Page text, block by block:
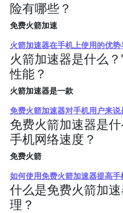
险有哪些？
免费火箭加速
火箭加速器在手机上使用的优
火箭加速器是什么
性能？
火箭加速器是一款
免费火箭加速器对手机用户来说
免费火箭加速器是
手机网络速度？
免费火箭
如何使用免费火箭加速器提高手
什么是免费火箭加
理？